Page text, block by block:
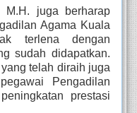
M.H. juga berharap
Agama Kuala
terlena dengan
sudah didapatkan.
telah diraih juga
Pengadilan
prestasi